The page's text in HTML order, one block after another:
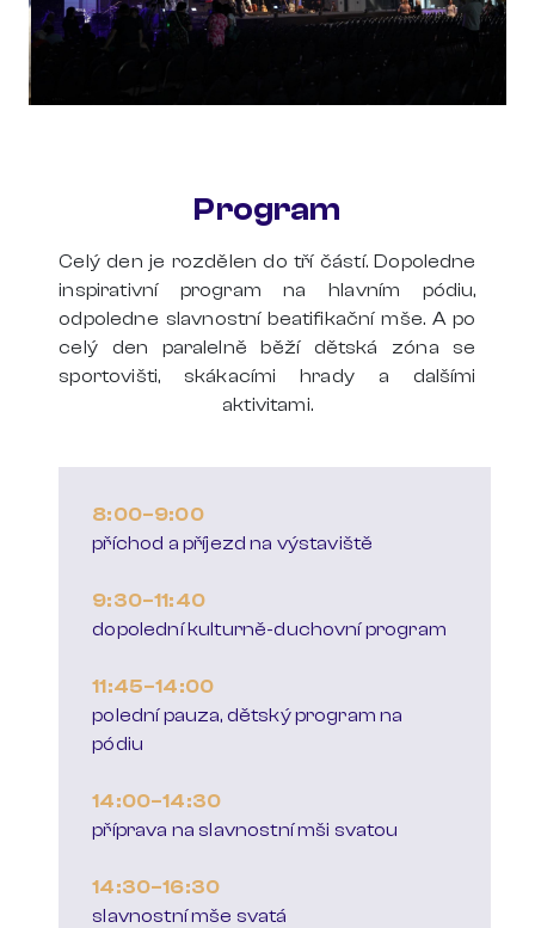
Program
Celý den je rozdělen do tří částí. Dopoledne
inspirativní program na hlavním pódiu,
odpoledne slavnostní beatifikační mše. A po
celý den paralelně běží dětská zóna se
sportovišti, skákacími hrady a dalšími
aktivitami.
8:00–9:00
příchod a příjezd na výstaviště
9:30–11:40
dopolední kulturně-duchovní program
11:45–14:00
polední pauza, dětský program na
pódiu
14:00–14:30
příprava na slavnostní mši svatou
14:30–16:30
slavnostní mše svatá